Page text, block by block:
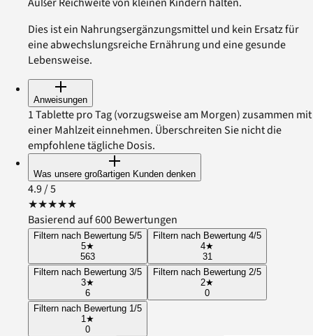
Dies ist ein Nahrungsergänzungsmittel und kein Ersatz für
eine abwechslungsreiche Ernährung und eine gesunde
Lebensweise.
Anweisungen
1 Tablette pro Tag (vorzugsweise am Morgen) zusammen mit
einer Mahlzeit einnehmen. Überschreiten Sie nicht die
empfohlene tägliche Dosis.
Was unsere großartigen Kunden denken
4.9/ 5
★★★★★
Basierend auf 600 Bewertungen
Filtern nach Bewertung 5/5
5★
563
Filtern nach Bewertung 4/5
4★
31
Filtern nach Bewertung 3/5
3★
6
Filtern nach Bewertung 2/5
2★
0
Filtern nach Bewertung 1/5
1★
0